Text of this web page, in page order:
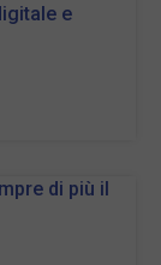
e
di più il